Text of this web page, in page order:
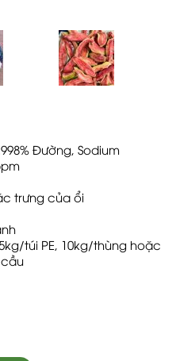
Đường, Sodium
trưng của ổi
túi PE, 10kg/thùng hoặc